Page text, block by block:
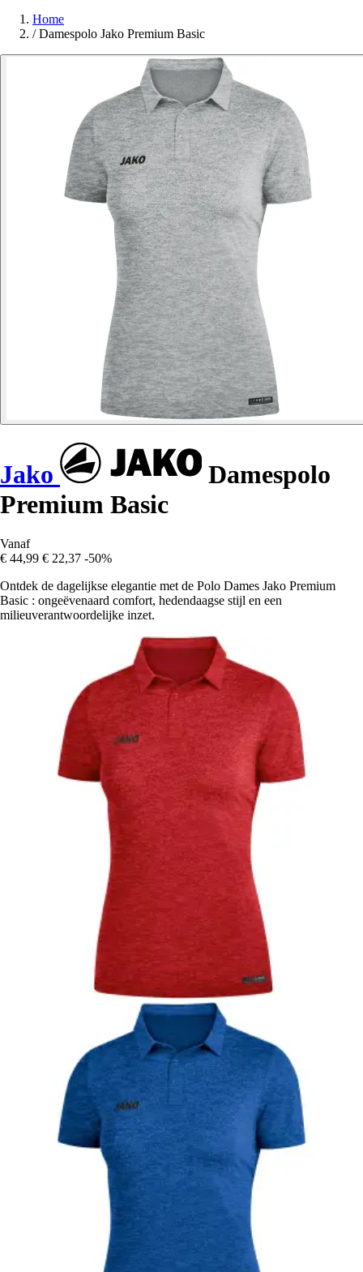
Home
/ Damespolo Jako Premium Basic
Jako
Damespolo
Premium Basic
Vanaf
€ 44,99 € 22,37 -50%
Ontdek de dagelijkse elegantie met de Polo Dames Jako Premium
Basic : ongeëvenaard comfort, hedendaagse stijl en een
milieuverantwoordelijke inzet.